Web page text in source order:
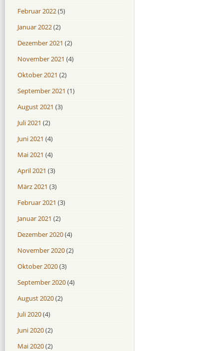
Februar 2022(5)
Januar 2022(2)
Dezember 2021 (2)
November 2021 (4)
Oktober 2021 (2)
September 2021 (1)
August 2021 (3)
Juli 2021 (2)
Juni 2021 (4)
Mai 2021 (4)
April 2021 (3)
März 2021 (3)
Februar 2021 (3)
Januar 2021 (2)
Dezember 2020(4)
November 2020(2)
Oktober 2020(3)
September 2020(4)
August 2020(2)
Juli 2020(4)
Juni 2020(2)
Mai 2020(2)